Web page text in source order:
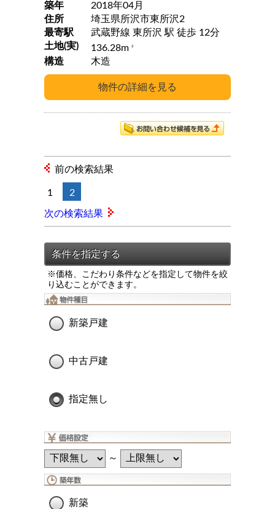
※価格、こだわり条件などを指定して物件を絞
り込むことができます。
新築戸建
中古戸建
指定無し
～
新築
築年
2018年04月
住所
埼玉県所沢市東所沢2
最寄駅
武蔵野線 東所沢 駅 徒歩 12分
土地(実)
136.28m 2
構造 木造
前の検索結果
1 2
次の検索結果